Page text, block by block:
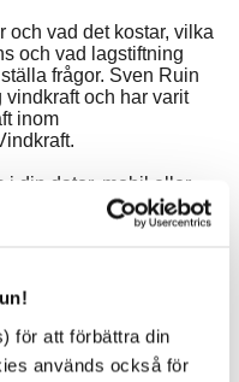
för att förbättra din
används också för
och vad det kostar, vilka
och vad lagstiftning
frågor. Sven Ruin
vindkraft och har varit
inom
i din dator, mobil eller
2023